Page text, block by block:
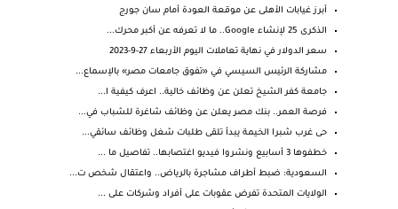
أبرز غيابات الأهلى عن موقعة العودة أمام سان جورج
الذكرى 25 لإنشاء Google.. ما لا تعرفه عن أكبر محرك...
سعر الدولار في نهاية تعاملات اليوم الأربعاء 27-9-2023
مشاركة الرئيس السيسي في «تفوق جامعات مصر» بالإسماع...
جامعة كفر الشيخ تعلن عن وظائف خالية.. اعرف كيفية ا...
فرصة العمر.. بنك مصر يعلن عن وظائف شاغرة للشباب في...
حى غرب شبرا الخيمة يبدأ تلقى طلبات شغل وظائف سائقي...
خطفوها 3 أسابيع ونشروا فيديو اغتصابها.. تفاصيل ما ...
السعودية: ضبط أطراف مشاجرة بالرياض.. واعتقال شخص ت...
الولايات المتحدة تفرض عقوبات على أفراد وشركات على ...